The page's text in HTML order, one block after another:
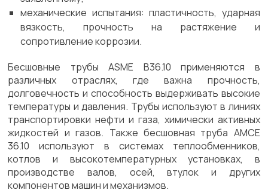
механические испытания: пластичность, ударная
вязкость, прочность на растяжение и
сопротивление коррозии.
Бесшовные трубы ASME B36.10 применяются в
различных отраслях, где важна прочность,
долговечность и способность выдерживать высокие
температуры и давления. Трубы используют в линиях
транспортировки нефти и газа, химически активных
жидкостей и газов. Также бесшовная труба АМСЕ
36.10 используют в системах теплообменников,
котлов и высокотемпературных установках, в
производстве валов, осей, втулок и других
компонентов машин и механизмов.